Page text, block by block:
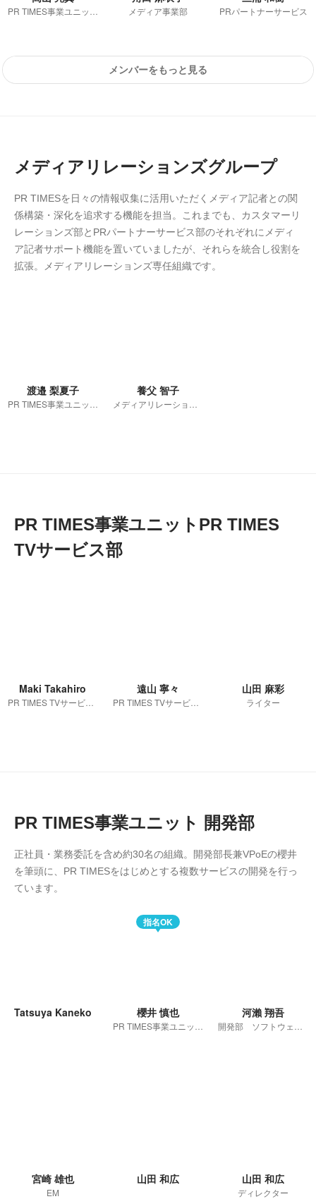
メディア事業部 PRパートナーサービス
メンバーをもっと見る
メディアリレーションズグループ
PR TIMESを日々の情報収集に活用いただくメディア記者との関
係構築・深化を追求する機能を担当。これまでも、カスタマーリ
レーションズ部とPRパートナーサービス部のそれぞれにメディ
ア記者サポート機能を置いていましたが、それらを統合し役割を
拡張。メディアリレーションズ専任組織です。
渡邉 梨夏子 養父 智子
PR TIMES事業ユニットPR TIMES
TVサービス部
Maki Takahiro
PR TIMES TVサービス部 部長代行
遠山 寧々
PR TIMES TVサービス部 ディレクター
山田 麻彩
ライター
PR TIMES事業ユニット 開発部
正社員・業務委託を含め約30名の組織。開発部長兼VPoEの櫻井
を筆頭に、PR TIMESをはじめとする複数サービスの開発を行っ
ています。
Tatsuya Kaneko
指名OK
櫻井 慎也 河瀨 翔吾
宮崎 雄也
EM
山田 和広 山田 和広
ディレクター